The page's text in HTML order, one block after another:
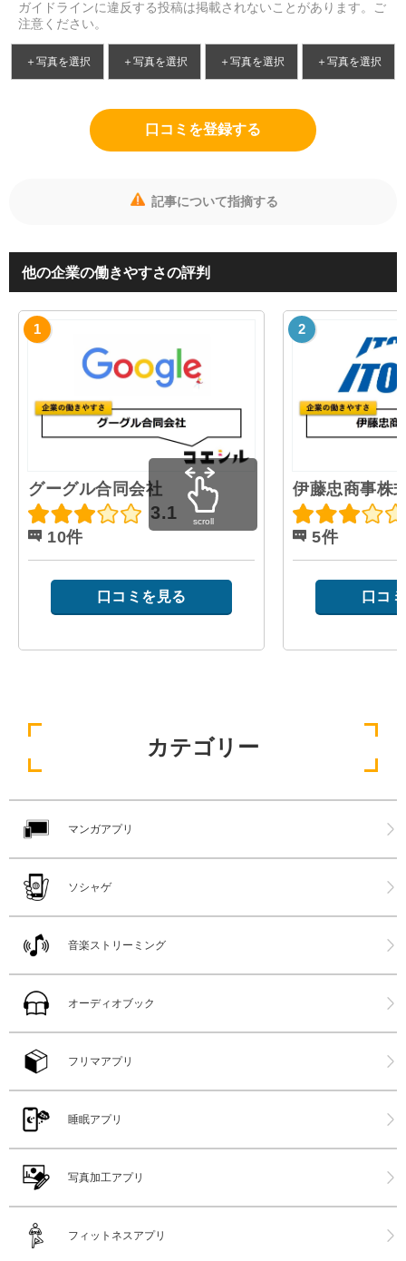
ガイドラインに違反する投稿は掲載されないことがあります。ご
注意ください。
＋写真を選択 ＋写真を選択 ＋写真を選択 ＋写真を選択
口コミを登録する
記事について指摘する
他の企業の働きやすさの評判
グーグル合同会社
3.1
10件
口コミを見る
伊藤忠商事株
5件
口コ
scroll
カテゴリー
マンガアプリ
ソシャゲ
音楽ストリーミング
オーディオブック
フリマアプリ
睡眠アプリ
写真加工アプリ
フィットネスアプリ